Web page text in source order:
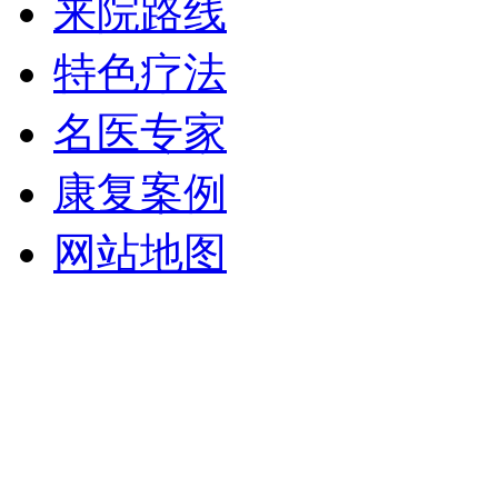
来院路线
特色疗法
名医专家
康复案例
网站地图